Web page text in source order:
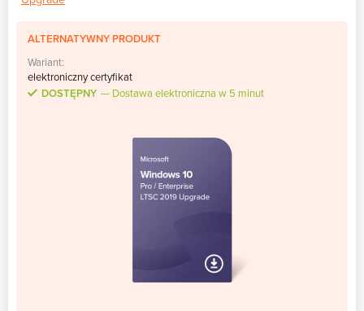
ALTERNATYWNY PRODUKT
Wariant:
elektroniczny certyfikat
DOSTĘPNY
Dostawa elektroniczna w 5 minut